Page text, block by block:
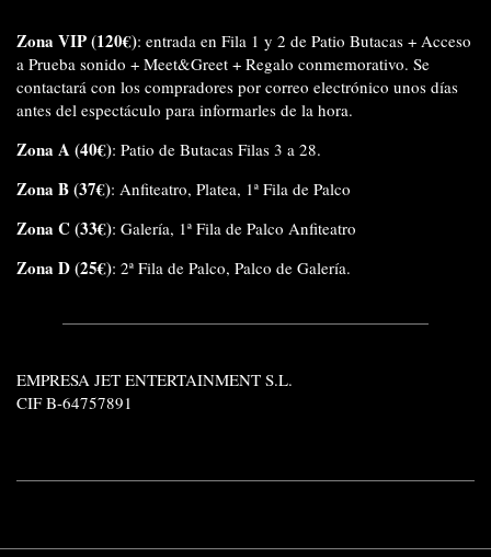
Zona VIP (120€): entrada en Fila 1 y 2 de Patio Butacas + Acceso
a Prueba sonido + Meet&Greet + Regalo conmemorativo. Se
contactará con los compradores por correo electrónico unos días
antes del espectáculo para informarles de la hora.
Zona A (40€): Patio de Butacas Filas 3 a 28.
Zona B (37€): Anfiteatro, Platea, 1ª Fila de Palco
Zona C (33€): Galería, 1ª Fila de Palco Anfiteatro
Zona D (25€): 2ª Fila de Palco, Palco de Galería.
EMPRESA JET ENTERTAINMENT S.L.
CIF B-64757891